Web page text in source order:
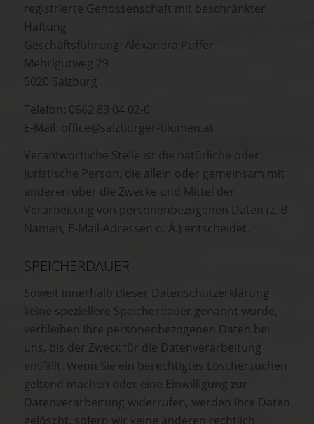
registrierte Genossenschaft mit beschränkter
Haftung
Geschäftsführung: Alexandra Puffer
Mehrlgutweg 29
5020 Salzburg
Telefon: 0662 83 04 02-0
E-Mail: office@salzburger-blumen.at
Verantwortliche Stelle ist die natürliche oder
juristische Person, die allein oder gemeinsam mit
anderen über die Zwecke und Mittel der
Verarbeitung von personenbezogenen Daten (z. B.
Namen, E-Mail-Adressen o. Ä.) entscheidet.
SPEICHERDAUER
Soweit innerhalb dieser Datenschutzerklärung
keine speziellere Speicherdauer genannt wurde,
verbleiben Ihre personenbezogenen Daten bei
uns, bis der Zweck für die Datenverarbeitung
entfällt. Wenn Sie ein berechtigtes Löschersuchen
geltend machen oder eine Einwilligung zur
Datenverarbeitung widerrufen, werden Ihre Daten
gelöscht, sofern wir keine anderen rechtlich